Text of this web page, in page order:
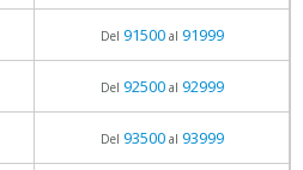
Del 91500al 91999
Del 92500al 92999
Del 93500al 93999